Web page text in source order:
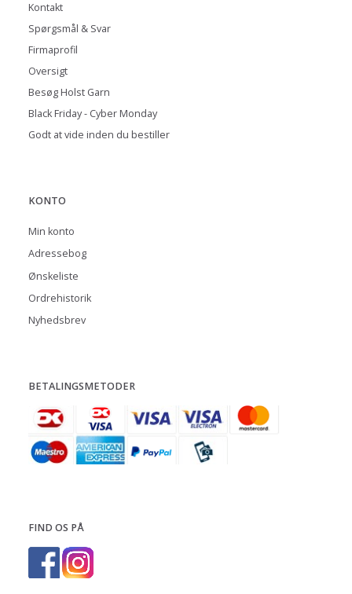
Kontakt
Spørgsmål & Svar
Firmaprofil
Oversigt
Besøg Holst Garn
Black Friday - Cyber Monday
Godt at vide inden du bestiller
KONTO
Min konto
Adressebog
Ønskeliste
Ordrehistorik
Nyhedsbrev
BETALINGSMETODER
FIND OS PÅ